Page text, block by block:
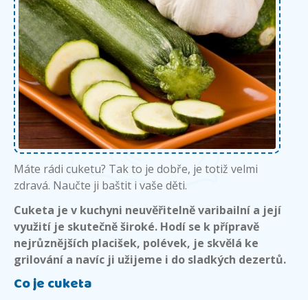
Máte rádi cuketu? Tak to je dobře, je totiž velmi
zdravá. Naučte ji baštit i vaše děti.
Cuketa je v kuchyni neuvěřitelně varibailní a její
využití je skutečně široké. Hodí se k přípravě
nejrůznějších placišek, polévek, je skvělá ke
grilování a navíc ji užijeme i do sladkých dezertů.
Co je cuketa